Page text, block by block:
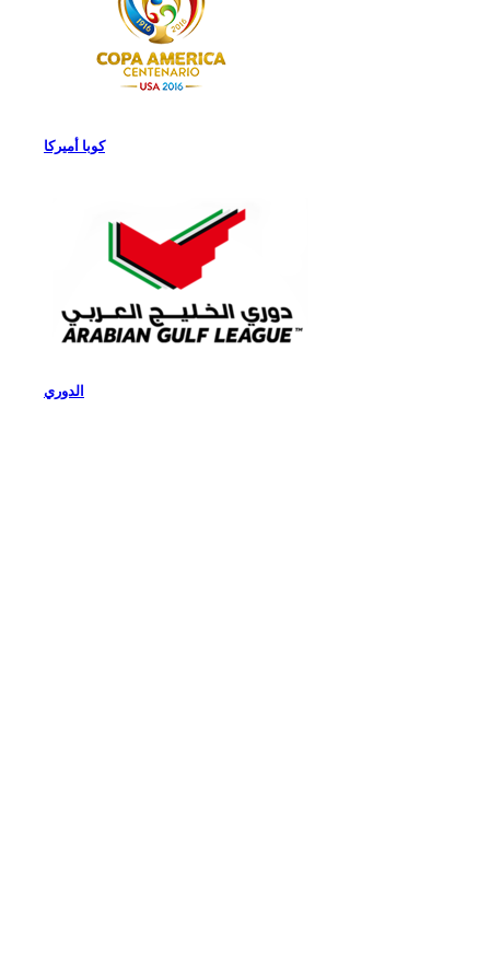
كوبا أميركا
الدوري